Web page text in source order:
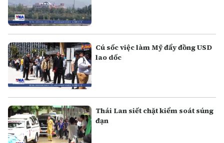
Cú sốc việc làm Mỹ đẩy đồng USD
lao dốc
Thái Lan siết chặt kiểm soát súng
đạn